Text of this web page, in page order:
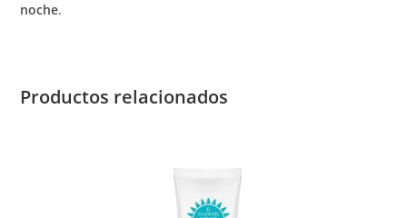
noche.
Productos relacionados